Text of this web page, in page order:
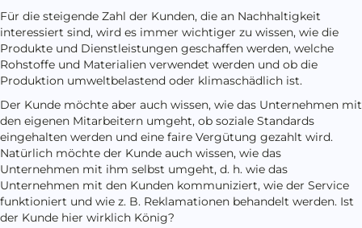
Für die steigende Zahl der Kunden, die an Nachhaltigkeit
interessiert sind, wird es immer wichtiger zu wissen, wie die
Produkte und Dienstleistungen geschaffen werden, welche
Rohstoffe und Materialien verwendet werden und ob die
Produktion umweltbelastend oder klimaschädlich ist.
Der Kunde möchte aber auch wissen, wie das Unternehmen mit
den eigenen Mitarbeitern umgeht, ob soziale Standards
eingehalten werden und eine faire Vergütung gezahlt wird.
Natürlich möchte der Kunde auch wissen, wie das
Unternehmen mit ihm selbst umgeht, d. h. wie das
Unternehmen mit den Kunden kommuniziert, wie der Service
funktioniert und wie z. B. Reklamationen behandelt werden. Ist
der Kunde hier wirklich König?